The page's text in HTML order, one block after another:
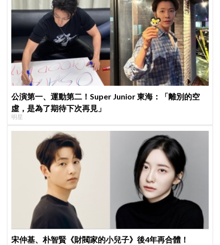
公演第一、運動第二！Super Junior 東海：「離別的空
虛，是為了期待下次再見」
明星
宋仲基、朴智賢《財閥家的小兒子》後4年再合體！